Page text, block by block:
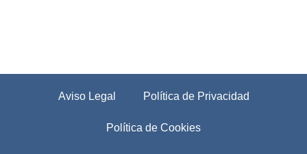
Aviso Legal Política de Privacidad
Política de Cookies